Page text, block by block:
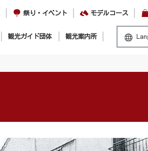
祭り・イベント モデルコース
観光ガイド団体 観光案内所